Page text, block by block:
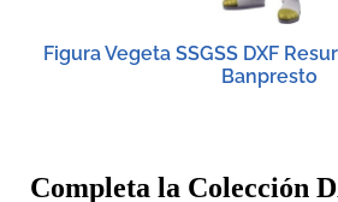
Figura Vegeta SSGSS DXF
Banpresto
Completa la Colección